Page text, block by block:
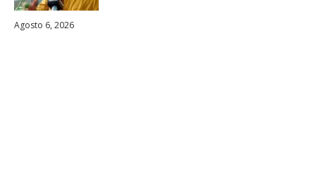
Agosto 6, 2026